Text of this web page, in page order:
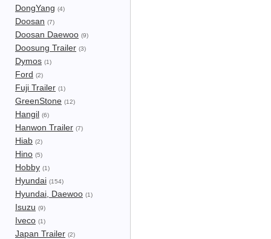
DongYang (4)
Doosan (7)
Doosan Daewoo (9)
Doosung Trailer (3)
Dymos (1)
Ford (2)
Fuji Trailer (1)
GreenStone (12)
Hangil (6)
Hanwon Trailer (7)
Hiab (2)
Hino (5)
Hobby (1)
Hyundai (154)
Hyundai, Daewoo (1)
Isuzu (9)
Iveco (1)
Japan Trailer (2)